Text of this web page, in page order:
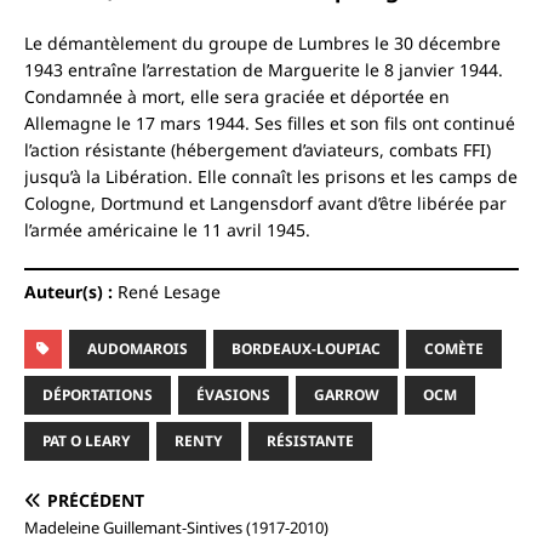
Le démantèlement du groupe de Lumbres le 30 décembre
1943 entraîne l’arrestation de Marguerite le 8 janvier 1944.
Condamnée à mort, elle sera graciée et déportée en
Allemagne le 17 mars 1944. Ses filles et son fils ont continué
l’action résistante (hébergement d’aviateurs, combats FFI)
jusqu’à la Libération. Elle connaît les prisons et les camps de
Cologne, Dortmund et Langensdorf avant d’être libérée par
l’armée américaine le 11 avril 1945.
Auteur(s) : René Lesage
AUDOMAROIS BORDEAUX-LOUPIAC COMÈTE
DÉPORTATIONS ÉVASIONS GARROW OCM
PAT O LEARY RENTY RÉSISTANTE
PRÉCÉDENT
Madeleine Guillemant-Sintives (1917-2010)